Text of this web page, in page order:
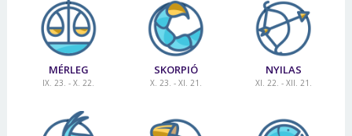
MÉRLEG
IX. 23. - X. 22.
SKORPIÓ
X. 23. - XI. 21.
NYILAS
XI. 22. - XII. 21.